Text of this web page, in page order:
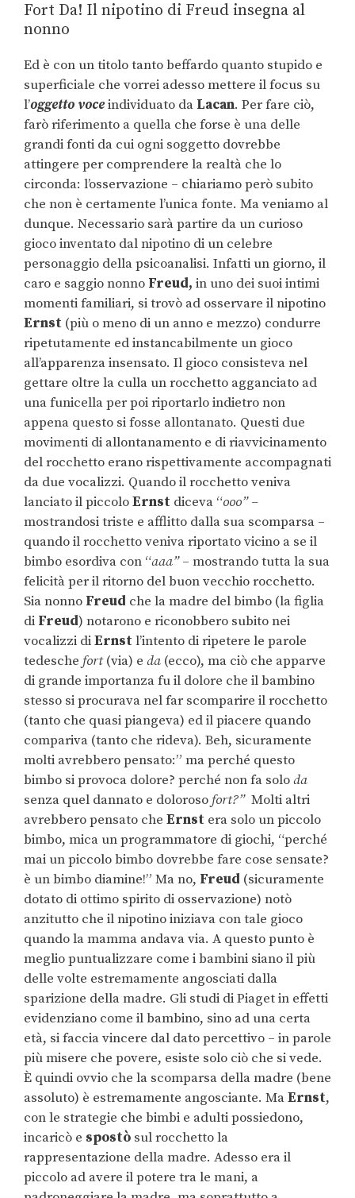
Fort Da! Il nipotino di Freud insegna al
nonno
Ed è con un titolo tanto beffardo quanto stupido e
superficiale che vorrei adesso mettere il focus su
l’oggetto voceindividuato da Lacan. Per fare ciò,
farò riferimento a quella che forse è una delle
grandi fonti da cui ogni soggetto dovrebbe
attingere per comprendere la realtà che lo
circonda: l’osservazione – chiariamo però subito
che non è certamente l’unica fonte. Ma veniamo al
dunque. Necessario sarà partire da un curioso
gioco inventato dal nipotino di un celebre
personaggio della psicoanalisi. Infatti un giorno, il
caro e saggio nonno Freud, in uno dei suoi intimi
momenti familiari, si trovò ad osservare il nipotino
Ernst (più o meno di un anno e mezzo) condurre
ripetutamente ed instancabilmente un gioco
all’apparenza insensato. Il gioco consisteva nel
gettare oltre la culla un rocchetto agganciato ad
una funicella per poi riportarlo indietro non
appena questo si fosse allontanato. Questi due
movimenti di allontanamento e di riavvicinamento
del rocchetto erano rispettivamente accompagnati
da due vocalizzi. Quando il rocchetto veniva
lanciato il piccoloErnst diceva “ooo” –
mostrandosi triste e afflitto dalla sua scomparsa –
quando il rocchetto veniva riportato vicino a se il
bimbo esordiva con “aaa”– mostrando tutta la sua
felicità per il ritorno del buon vecchio rocchetto.
Sia nonno Freud che la madre del bimbo (la figlia
di Freud) notarono e riconobbero subito nei
vocalizzi diErnst l’intento di ripetere le parole
tedesche fort(via) e da (ecco), ma ciò che apparve
di grande importanza fu il dolore che il bambino
stesso si procurava nel far scomparire il rocchetto
(tanto che quasi piangeva) ed il piacere quando
compariva (tanto che rideva). Beh, sicuramente
molti avrebbero pensato:” ma perché questo
bimbo si provoca dolore? perché non fa soloda
senza quel dannato e doloroso fort?”Molti altri
avrebbero pensato che Ernst era solo un piccolo
bimbo, mica un programmatore di giochi, “perché
mai un piccolo bimbo dovrebbe fare cose sensate?
è un bimbo diamine!” Ma no, Freud (sicuramente
dotato di ottimo spirito di osservazione) notò
anzitutto che il nipotino iniziava con tale gioco
quando la mamma andava via. A questo punto è
meglio puntualizzare come i bambini siano il più
delle volte estremamente angosciati dalla
sparizione della madre. Gli studi di Piaget in effetti
evidenziano come il bambino, sino ad una certa
età, si faccia vincere dal dato percettivo – in parole
più misere che povere, esiste solo ciò che si vede.
È quindi ovvio che la scomparsa della madre (bene
assoluto) è estremamente angosciante. MaErnst,
con le strategie che bimbi e adulti possiedono,
incaricò e spostò sul rocchetto la
rappresentazione della madre. Adesso era il
piccolo ad avere il potere tra le mani, a